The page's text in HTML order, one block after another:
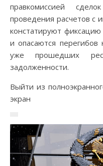
правкомиссией
проведения расчетов с
констатируют
и опасаются
уже прошедших
задолженности.
Выйти из
экран